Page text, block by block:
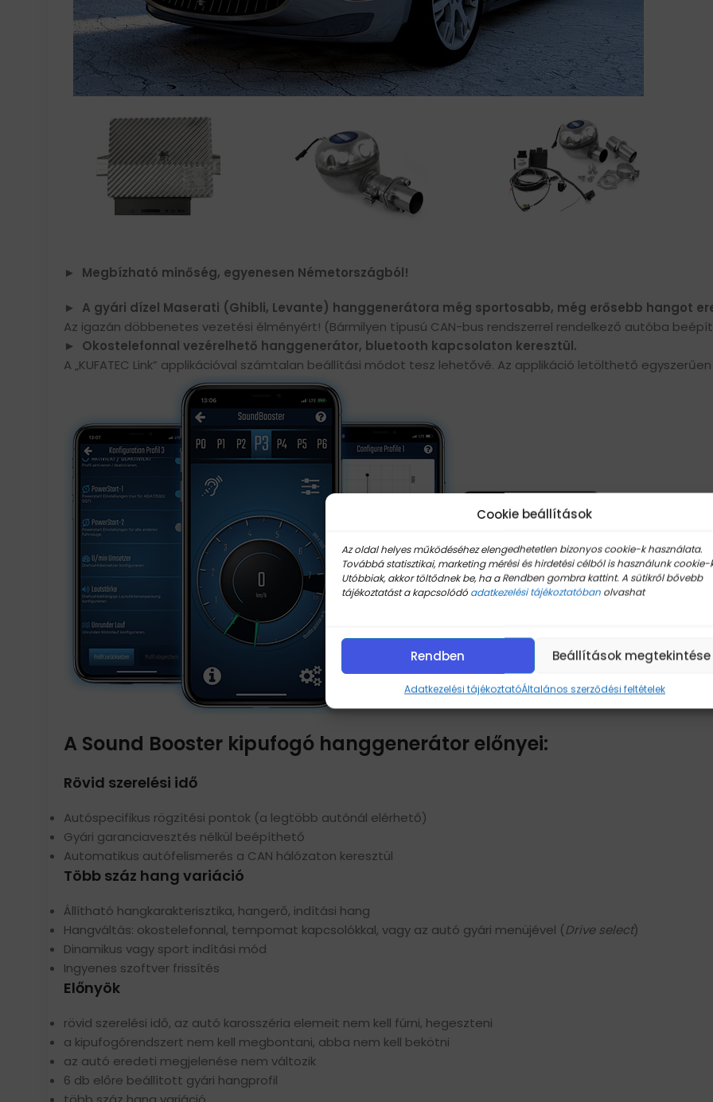
Cookie beállítások
Az oldal helyes működéséhez elengedhetetlen bizonyos cookie-k használata.
Továbbá statisztikai, marketing mérési és hirdetési célból is használunk cookie-
Utóbbiak, akkor töltődnek be, ha a Rendben gombra kattint. A sütikről bővebb
tájékoztatást a kapcsolódó adatkezelési tájékoztatóban olvashat
Rendben Beállítások megtekintése
Adatkezelési tájékoztatóÁltalános szerződési feltételek
► Megbízható minőség, egyenesen Németországból!
► A gyári dízel Maserati (Ghibli, Levante) hanggenerátora még sportosabb, még erősebb hangot
Az igazán döbbenetes vezetési élményért! (Bármilyen típusú CAN-bus rendszerrel rendelkező autóba
► Okostelefonnal vezérelhető hanggenerátor, bluetooth kapcsolaton keresztül.
A „KUFATEC Link” applikációval számtalan beállítási módot tesz lehetővé. Az applikáció letölthető
A Sound Booster kipufogó hanggenerátor előnyei:
Rövid szerelési idő
Autóspecifikus rögzítési pontok (a legtöbb autónál elérhető)
Gyári garanciavesztés nélkül beépíthető
Automatikus autófelismerés a CAN hálózaton keresztül
Több száz hang variáció
Állítható hangkarakterisztika, hangerő, indítási hang
Hangváltás: okostelefonnal, tempomat kapcsolókkal, vagy az autó gyári menüjével (Drive select)
Dinamikus vagy sport indítási mód
Ingyenes szoftver frissítés
Előnyök
rövid szerelési idő, az autó karosszéria elemeit nem kell fúrni, hegeszteni
a kipufogórendszert nem kell megbontani, abba nem kell bekötni
az autó eredeti megjelenése nem változik
6 db előre beállított gyári hangprofil